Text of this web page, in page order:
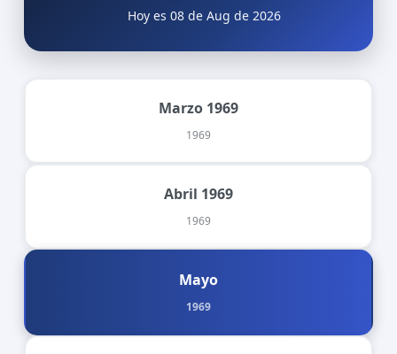
Hoy es 08 de Aug de 2026
Marzo 1969
1969
Abril 1969
1969
Mayo
1969